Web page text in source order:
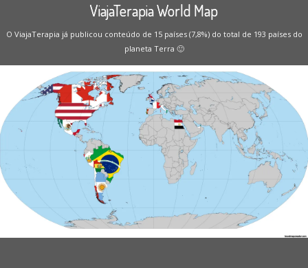
ViajaTerapia World Map
O ViajaTerapia já publicou conteúdo de 15 países (7,8%) do total de 193 países do
planeta Terra 🙂